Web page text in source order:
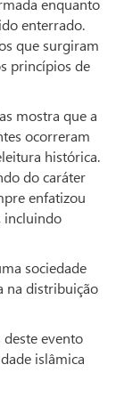
enterrado.
que surgiram
princípios de
mostra que a
ocorreram
histórica.
do caráter
enfatizou
incluindo
sociedade
na distribuição
evento
islâmica